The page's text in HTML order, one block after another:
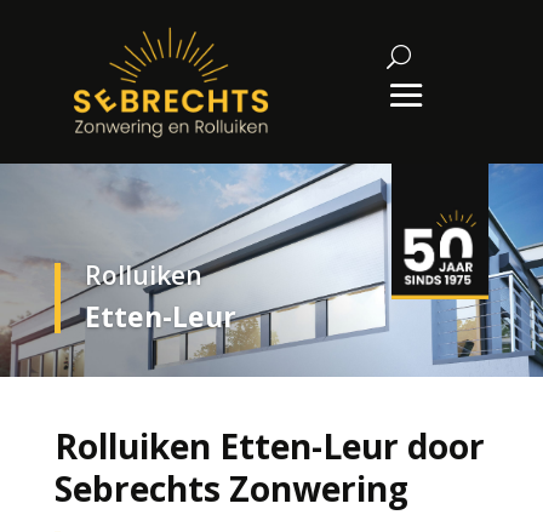
Rolluiken
Etten-Leur
Rolluiken Etten-Leur door
Sebrechts Zonwering